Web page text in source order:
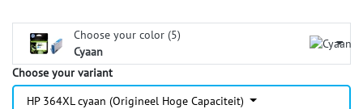
Choose your color (5)
Cyaan
Choose your variant
HP 364XL cyaan (Origineel Hoge Capaciteit)